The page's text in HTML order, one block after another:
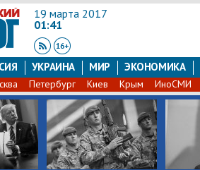
19 марта 2017
01:41
УКРАИНА МИР ЭКОНОМИКА
Петербург Киев Крым ИноСМИ